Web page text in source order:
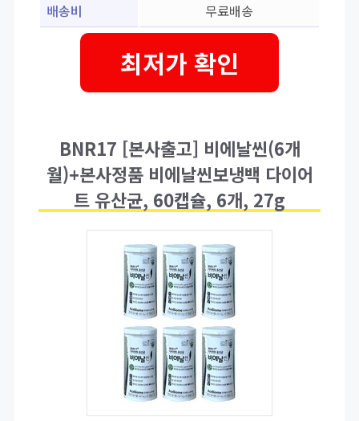
배송비
무료배송
최저가 확인
BNR17 [본사출고] 비에날씬(6개
월)+본사정품 비에날씬보냉백 다이어
트 유산균, 60캡슐, 6개, 27g